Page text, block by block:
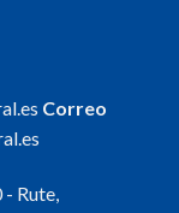
Correo
Rute,